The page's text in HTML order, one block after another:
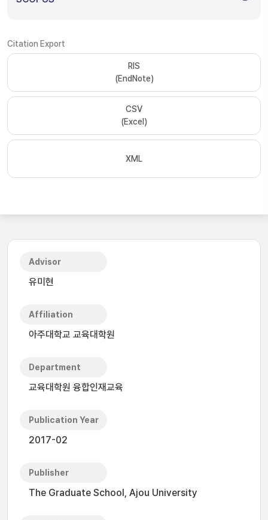
Citation Export
RIS
(EndNote)
CSV
(Excel)
XML
Advisor
유미현
Affiliation
아주대학교 교육대학원
Department
교육대학원 융합인재교육
Publication Year
2017-02
Publisher
The Graduate School, Ajou University